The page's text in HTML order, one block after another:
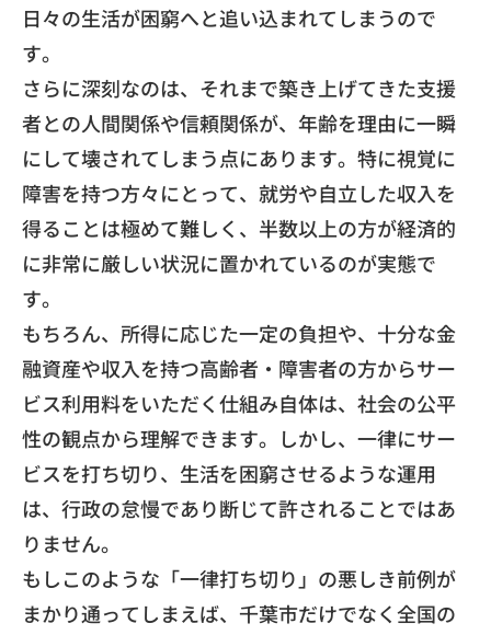
日々の生活が困窮へと追い込まれてしまうので
す。
​さらに深刻なのは、 それまで築き上げてきた支援
者との人間関係や信頼関係が、 年齢を理由に一瞬
にして壊されてしまう点にあります。 特に視覚に
障害を持つ方々にとって、 就労や自立した収入を
得ることは極めて難しく、 半数以上の方が経済的
に非常に厳しい状況に置かれているのが実態で
す。
​もちろん、所得に応じた一定の負担や、 十分な金
融資産や収入を持つ高齢者・ 障害者の方からサー
ビス利用料をいただく仕組み自体は、 社会の公平
性の観点から理解できます。しかし、 一律にサー
ビスを打ち切り、生活を困窮させるような運用
は、 行政の怠慢であり断じて許されることではあ
りません。
​もしこのような「一律打ち切り」 の悪しき前例が
まかり通ってしまえば、 千葉市だけでなく全国の